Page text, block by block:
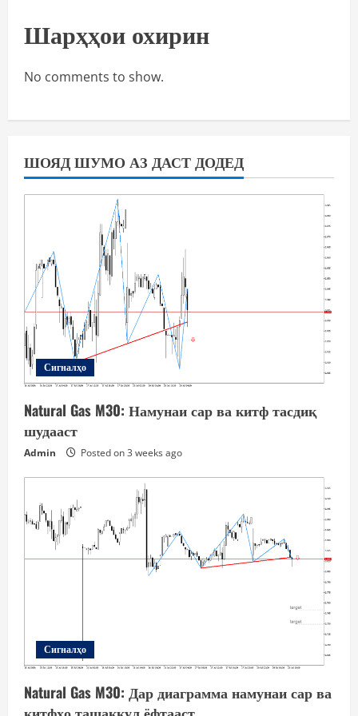
Шарҳҳои охирин
No comments to show.
ШОЯД ШУМО АЗ ДАСТ ДОДЕД
Сигналҳо
Natural Gas M30: Намунаи сар ва китф тасдиқ
шудааст
Admin Posted on 3 weeks ago
Сигналҳо
Natural Gas M30: Дар диаграмма намунаи сар ва